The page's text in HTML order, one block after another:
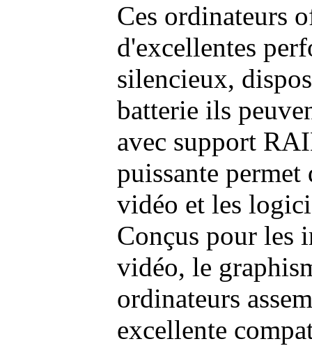
Ces ordinateurs
d'excellentes
silencieux,
batterie ils
avec support
puissante permet
vidéo et les
Conçus pour les
vidéo, le
ordinateurs
excellente